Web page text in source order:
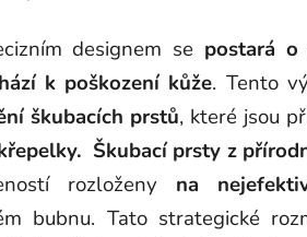
designem se postará
k poškození kůže. Tento
škubacích prstů, které jsou
Škubací prsty z
rozloženy na
bubnu. Tato strategické